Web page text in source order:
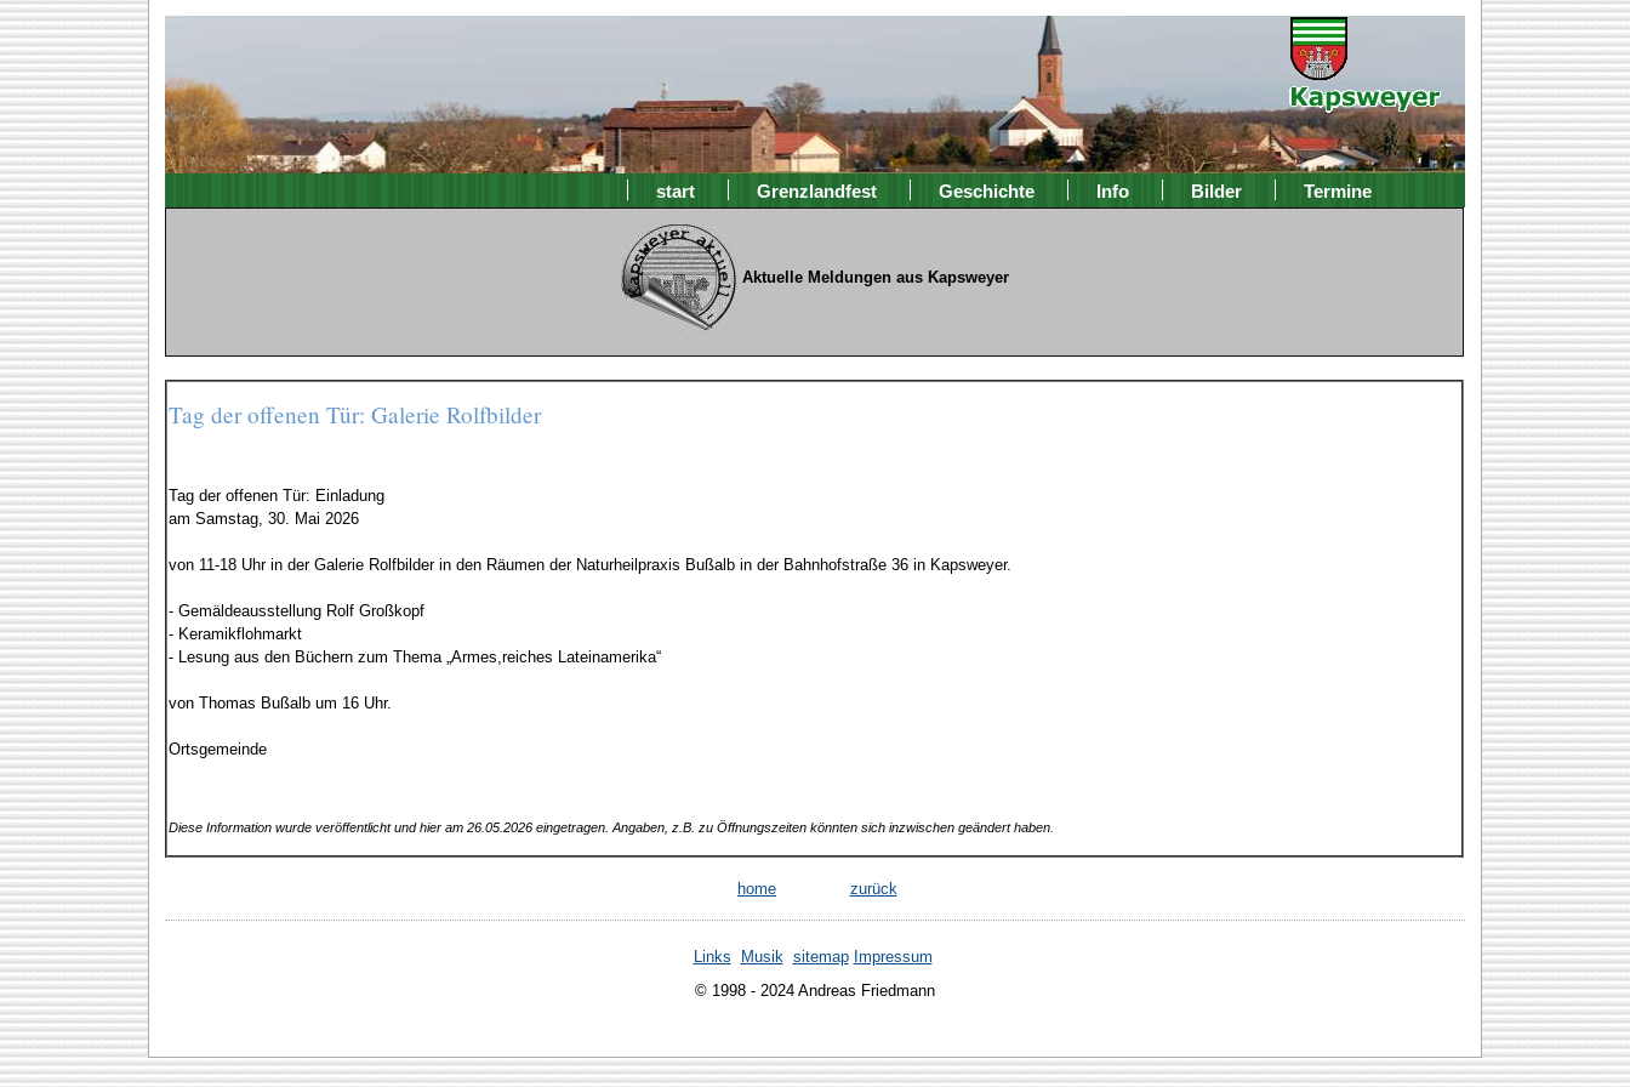
start Grenzlandfest Geschichte Info Bilder Termine
Aktuelle Meldungen aus Kapsweyer
Tag der offenen Tür: Galerie Rolfbilder
Tag der offenen Tür: Einladung
am Samstag, 30. Mai 2026
von 11-18 Uhr in der Galerie Rolfbilder in den Räumen der Naturheilpraxis Bußalb in der Bahnhofstraße 36 in Kapsweyer.
- Gemäldeausstellung Rolf Großkopf
- Keramikflohmarkt
- Lesung aus den Büchern zum Thema „Armes,reiches Lateinamerika“
von Thomas Bußalb um 16 Uhr.
Ortsgemeinde
Diese Information wurde veröffentlicht und hier am 26.05.2026 eingetragen. Angaben, z.B. zu Öffnungszeiten könnten sich inzwischen geändert haben.
home zurück
Links Musik sitemap Impressum
© 1998 - 2024 Andreas Friedmann